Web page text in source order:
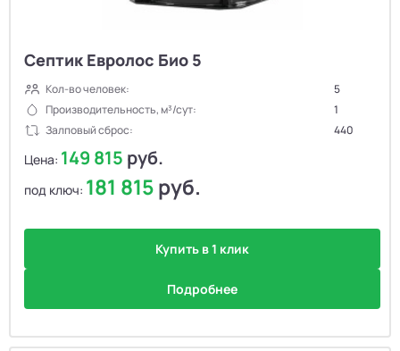
Септик Евролос Био 5
Кол-во человек:
5
Производительность, м³/сут:
1
Залповый сброс:
440
Цена: 149 815 руб.
под ключ: 181 815руб.
Купить в 1 клик
Подробнее